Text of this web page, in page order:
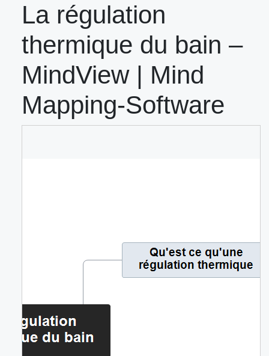
La régulation
thermique du bain –
MindView | Mind
Mapping-Software